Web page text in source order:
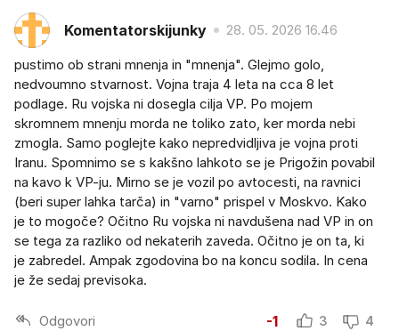
Komentatorskijunky 28. 05. 2026 16.46
pustimo ob strani mnenja in "mnenja". Glejmo golo,
nedvoumno stvarnost. Vojna traja 4 leta na cca 8 let
podlage. Ru vojska ni dosegla cilja VP. Po mojem
skromnem mnenju morda ne toliko zato, ker morda nebi
zmogla. Samo poglejte kako nepredvidljiva je vojna proti
Iranu. Spomnimo se s kakšno lahkoto se je Prigožin povabil
na kavo k VP-ju. Mirno se je vozil po avtocesti, na ravnici
(beri super lahka tarča) in "varno" prispel v Moskvo. Kako
je to mogoče? Očitno Ru vojska ni navdušena nad VP in on
se tega za razliko od nekaterih zaveda. Očitno je on ta, ki
je zabredel. Ampak zgodovina bo na koncu sodila. In cena
je že sedaj previsoka.
Odgovori -1 3 4